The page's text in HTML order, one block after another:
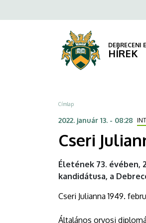
DEBRECENI
EGYETEM
a
DEBRECENI
HÍREK
Morzsa
Címlap
2022. január 13. - 08:28
Cseri
Életének 73. évében,
kandidátusa, a
Cseri Julianna 1949.
Általános orvosi